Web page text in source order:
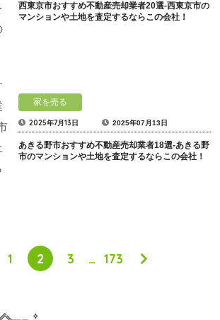
西東京市おすすめ不動産売却業者20選-西東京市の
マンションや土地を査定するならこの会社！
家を売る
2025年7月13日 2025年07月13日
あきる野市おすすめ不動産売却業者18選-あきる野
市のマンションや土地を査定するならこの会社！
1 2 3 … 173